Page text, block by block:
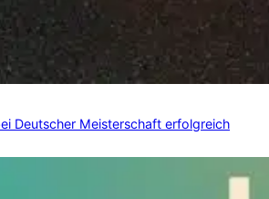
Deutscher Meisterschaft erfolgreich